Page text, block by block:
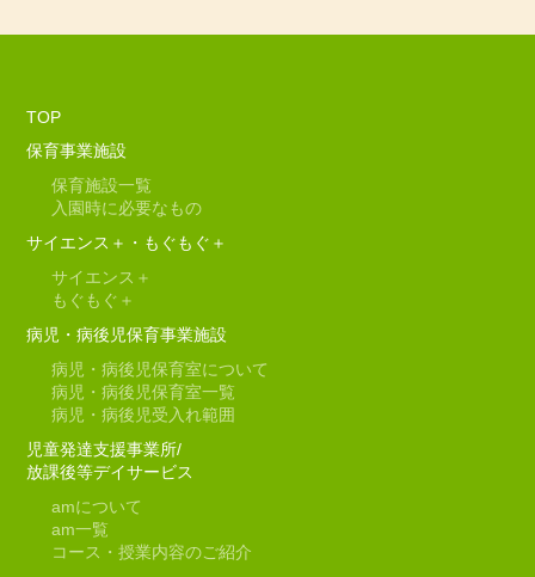
TOP
保育事業施設
保育施設一覧
入園時に必要なもの
サイエンス＋・もぐもぐ＋
サイエンス＋
もぐもぐ＋
病児・病後児保育事業施設
病児・病後児保育室について
病児・病後児保育室一覧
病児・病後児受入れ範囲
児童発達支援事業所/
放課後等デイサービス
amについて
am一覧
コース・授業内容のご紹介